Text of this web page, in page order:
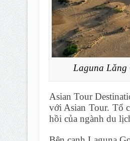
Laguna Lăng
Asian Tour
với Asian Tour. Tổ
hồi của ngành du